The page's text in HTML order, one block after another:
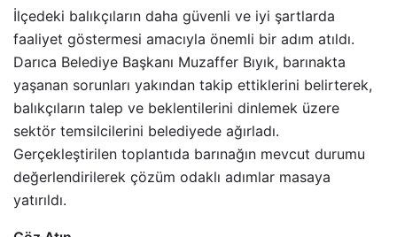
İlçedeki balıkçıların daha güvenli ve iyi şartlarda
faaliyet göstermesi amacıyla önemli bir adım atıldı.
Darıca Belediye Başkanı Muzaffer Bıyık, barınakta
yaşanan sorunları yakından takip ettiklerini belirterek,
balıkçıların talep ve beklentilerini dinlemek üzere
sektör temsilcilerini belediyede ağırladı.
Gerçekleştirilen toplantıda barınağın mevcut durumu
değerlendirilerek çözüm odaklı adımlar masaya
yatırıldı.